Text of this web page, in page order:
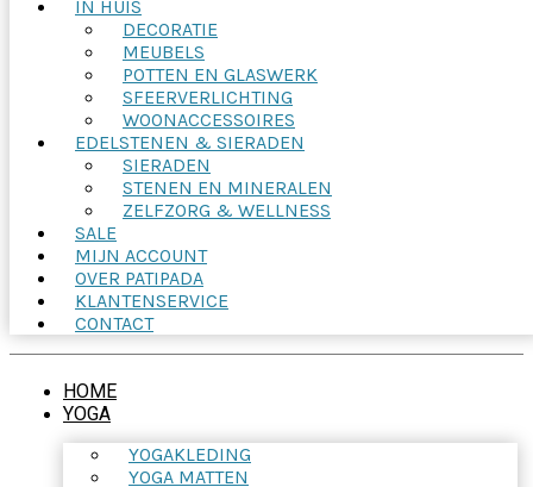
IN HUIS
DECORATIE
MEUBELS
POTTEN EN GLASWERK
SFEERVERLICHTING
WOONACCESSOIRES
EDELSTENEN & SIERADEN
SIERADEN
STENEN EN MINERALEN
ZELFZORG & WELLNESS
SALE
MIJN ACCOUNT
OVER PATIPADA
KLANTENSERVICE
CONTACT
HOME
YOGA
YOGAKLEDING
YOGA MATTEN